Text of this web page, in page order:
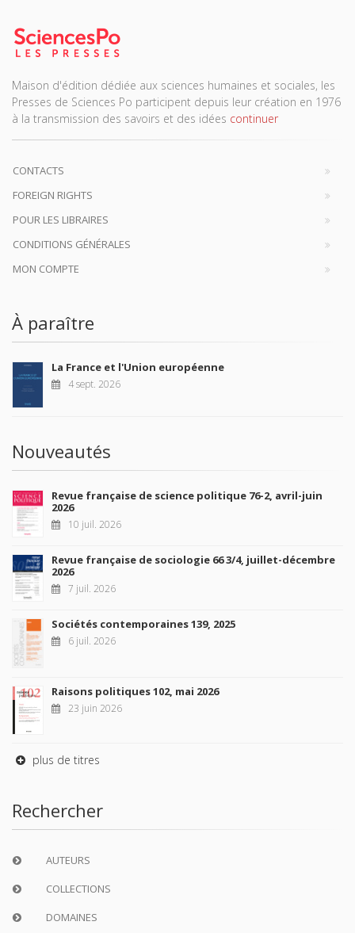
Maison d'édition dédiée aux sciences humaines et sociales, les
Presses de Sciences Po participent depuis leur création en 1976
à la transmission des savoirs et des idées continuer
CONTACTS
FOREIGN RIGHTS
POUR LES LIBRAIRES
CONDITIONS GÉNÉRALES
MON COMPTE
À paraître
La France et l'Union européenne
4 sept. 2026
Nouveautés
Revue française de science politique 76-2, avril-juin
2026
10 juil. 2026
Revue française de sociologie 66 3/4, juillet-décembre
2026
7 juil. 2026
Sociétés contemporaines 139, 2025
6 juil. 2026
Raisons politiques 102, mai 2026
23 juin 2026
plus de titres
Rechercher
AUTEURS
COLLECTIONS
DOMAINES